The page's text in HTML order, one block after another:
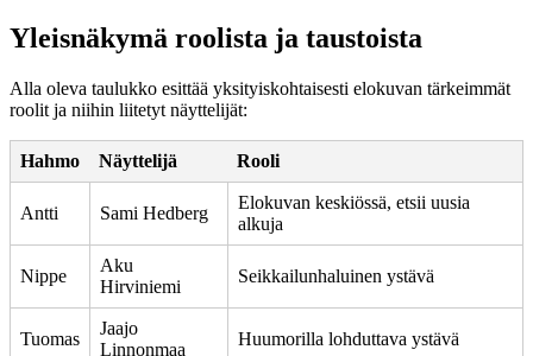
Yleisnäkymä roolista ja taustoista
Alla oleva taulukko esittää yksityiskohtaisesti elokuvan tärkeimmät
roolit ja niihin liitetyt näyttelijät:
Hahmo Näyttelijä Rooli
Antti Sami Hedberg
Elokuvan keskiössä, etsii uusia
alkuja
Nippe
Aku
Hirviniemi
Seikkailunhaluinen ystävä
Tuomas
Jaajo
Linnonmaa
Huumorilla lohduttava ystävä